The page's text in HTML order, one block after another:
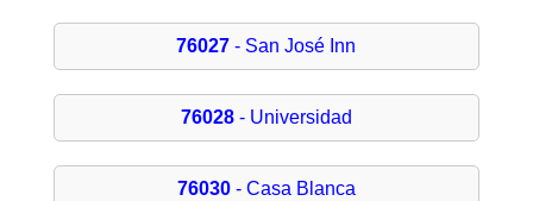
76027 - San José Inn
76028- Universidad
76030- Casa Blanca